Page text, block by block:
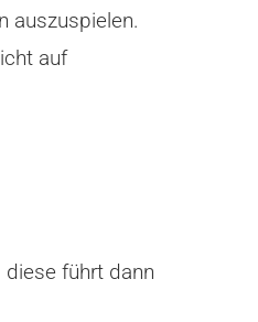
auszuspielen.
auf
führt dann